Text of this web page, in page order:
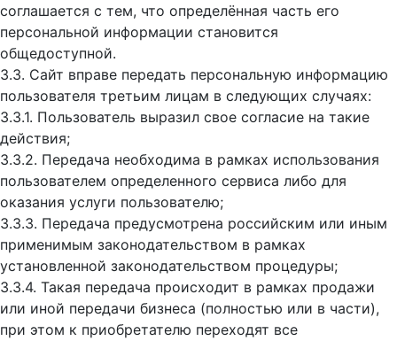
соглашается с тем, что определённая часть его
персональной информации становится
общедоступной.
3.3. Сайт вправе передать персональную информацию
пользователя третьим лицам в следующих случаях:
3.3.1. Пользователь выразил свое согласие на такие
действия;
3.3.2. Передача необходима в рамках использования
пользователем определенного сервиса либо для
оказания услуги пользователю;
3.3.3. Передача предусмотрена российским или иным
применимым законодательством в рамках
установленной законодательством процедуры;
3.3.4. Такая передача происходит в рамках продажи
или иной передачи бизнеса (полностью или в части),
при этом к приобретателю переходят все